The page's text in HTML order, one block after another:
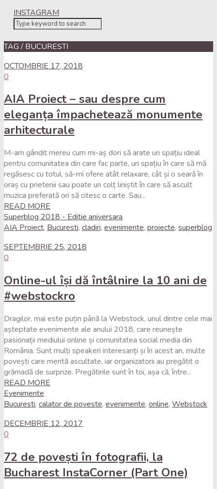
INSTAGRAM
TAG / BUCURESTI
OCTOMBRIE 17, 2018
0
AIA Proiect – sau despre cum
eleganța împachetează monumente
arhitecturale
M-am gândit mereu cum mi-aș dori să arate un spațiu ideal
pentru comunitatea din care fac parte, un spațiu în care să mă
regăsesc cu totul, să-mi ofere atât relaxare, cât și o seară în
oraș cu prietenii sau poate un colț liniștit în care să ascult
muzica preferată ori să citesc o carte. Sau...
READ MORE
Superblog 2018 - Editie aniversara
AIA Proiect, Bucuresti, cladiri, evenimente, proiecte, superblog
SEPTEMBRIE 25, 2018
0
Online-ul își dă întâlnire la 10 ani de
#webstockro
Dragilor, mai este puțin până la Webstock, unul dintre cele mai
așteptate evenimente ale anului 2018, care reunește
pasionații mediului online și comunitatea social media din
România. Sunt mulți speakeri interesanți și în acest an, multe
povești care merită ascultate, iar organizatorii au pregătit o
grămadă de surprize. Pregătirile sunt în toi, așa că, între...
READ MORE
Evenimente
Bucuresti, calator de poveste, evenimente, online, Webstock
DECEMBRIE 12, 2017
0
72 de povești în fotografii, la
Bucharest InstaCorner (Part One)